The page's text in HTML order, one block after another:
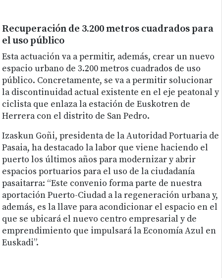
Recuperación de 3.200 metros cuadrados para
el uso público
Esta actuación va a permitir, además, crear un nuevo
espacio urbano de 3.200 metros cuadrados de uso
público. Concretamente, se va a permitir solucionar
la discontinuidad actual existente en el eje peatonal y
ciclista que enlaza la estación de Euskotren de
Herrera con el distrito de San Pedro.
Izaskun Goñi, presidenta de la Autoridad Portuaria de
Pasaia, ha destacado la labor que viene haciendo el
puerto los últimos años para modernizar y abrir
espacios portuarios para el uso de la ciudadanía
pasaitarra: “Este convenio forma parte de nuestra
aportación Puerto-Ciudad a la regeneración urbana y,
además, es la llave para acondicionar el espacio en el
que se ubicará el nuevo centro empresarial y de
emprendimiento que impulsará la Economía Azul en
Euskadi”.